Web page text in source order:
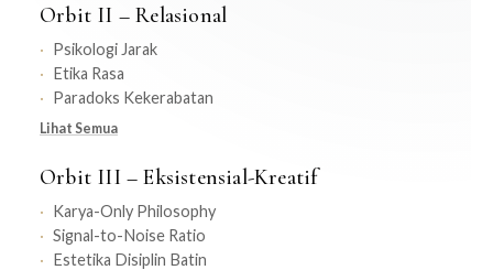
Orbit II – Relasional
Psikologi Jarak
Etika Rasa
Paradoks Kekerabatan
Lihat Semua
Orbit III – Eksistensial-Kreatif
Karya-Only Philosophy
Signal-to-Noise Ratio
Estetika Disiplin Batin